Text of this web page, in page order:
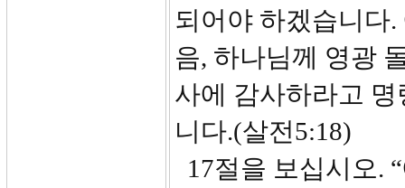
되어야 하겠습니다
음, 하나님께 영광
사에 감사하라고
니다.(살전5:18)
17절을 보십시오.